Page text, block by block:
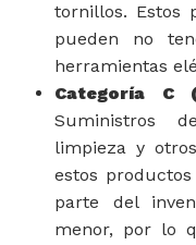
tornillos. Estos
pueden no
herramientas
Categoría C
Suministros
limpieza y
estos
parte del
menor, por lo